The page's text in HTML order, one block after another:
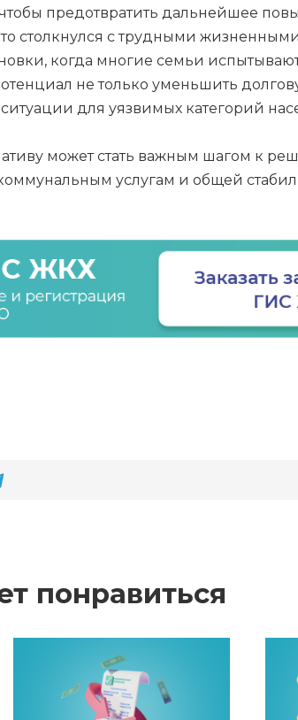
чтобы предотвратить дальнейшее
столкнулся с трудными жизненными
когда многие семьи
не только уменьшить
для уязвимых категорий
может стать важным шагом к
услугам и общей
понравиться